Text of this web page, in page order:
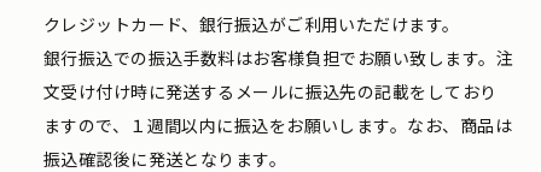
クレジットカード、銀行振込がご利用いただけます。
銀行振込での振込手数料はお客様負担でお願い致します。注
文受け付け時に発送するメールに振込先の記載をしており
ますので、１週間以内に振込をお願いします。なお、商品は
振込確認後に発送となります。